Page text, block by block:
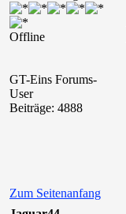
Offline
GT-Eins Forums-
User
Beiträge: 4888
Zum Seitenanfang